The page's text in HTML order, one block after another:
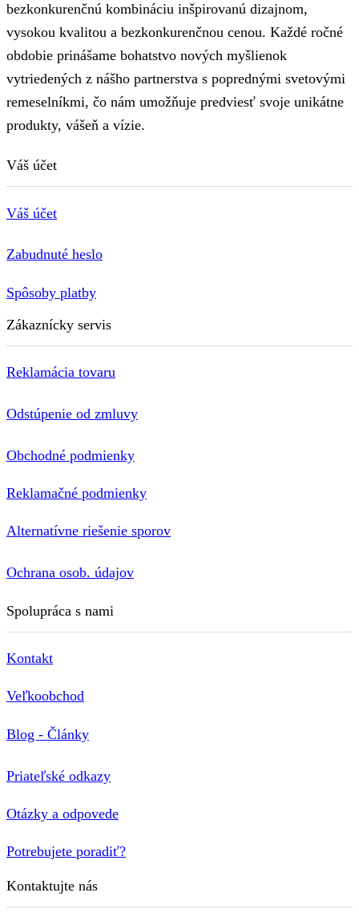
bezkonkurenčnú kombináciu inšpirovanú dizajnom,
vysokou kvalitou a bezkonkurenčnou cenou. Každé ročné
obdobie prinášame bohatstvo nových myšlienok
vytriedených z nášho partnerstva s poprednými svetovými
remeselníkmi, čo nám umožňuje predviesť svoje unikátne
produkty, vášeň a vízie.
Váš účet
Váš účet
Zabudnuté heslo
Spôsoby platby
Zákaznícky servis
Reklamácia tovaru
Odstúpenie od zmluvy
Obchodné podmienky
Reklamačné podmienky
Alternatívne riešenie sporov
Ochrana osob. údajov
Spolupráca s nami
Kontakt
Veľkoobchod
Blog - Články
Priateľské odkazy
Otázky a odpovede
Potrebujete poradiť?
Kontaktujte nás